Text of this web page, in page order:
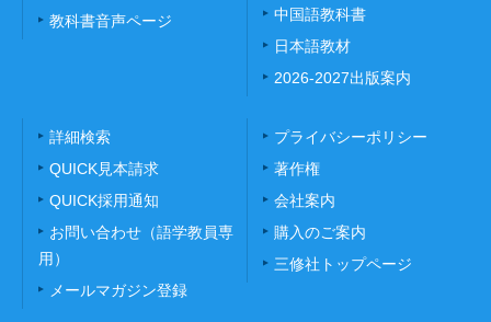
教科書音声ページ
中国語教科書
日本語教材
2026-2027出版案内
詳細検索
QUICK見本請求
QUICK採用通知
お問い合わせ（語学教員専
用）
メールマガジン登録
プライバシーポリシー
著作権
会社案内
購入のご案内
三修社トップページ